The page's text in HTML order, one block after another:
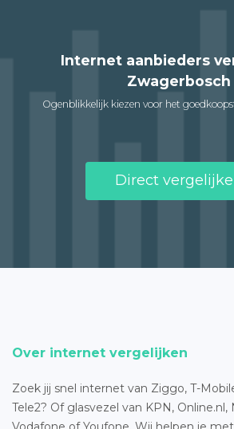
Internet aanbieders
Zwagerbosch
Ogenblikkelijk kiezen voor het
Direct
Over internet vergelijken
Zoek jij snel internet van Ziggo, T-
Tele2? Of glasvezel van KPN, Online.nl,